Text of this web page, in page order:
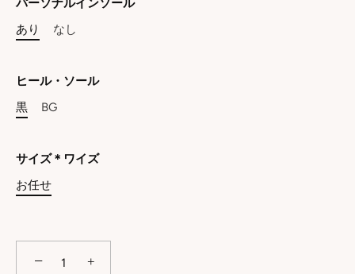
パーソナルインソール
あり
なし
ヒール・ソール
黒
BG
サイズ＊ワイズ
お任せ
− +